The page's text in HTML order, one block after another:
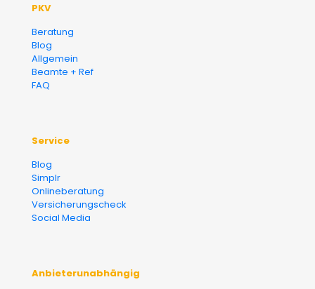
PKV
Beratung
Blog
Allgemein
Beamte + Ref
FAQ
Service
Blog
Simplr
Onlineberatung
Versicherungscheck
Social Media
Anbieterunabhängig